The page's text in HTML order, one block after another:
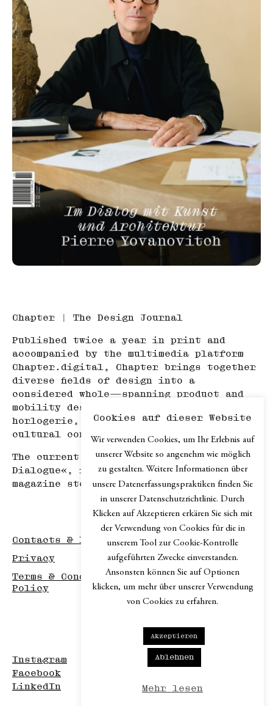
Chapter | The Design Journal
Published twice a year in print and
accompanied by the multimedia platform
Chapter.digital, Chapter brings together
diverse fields of design into a
considered whole—spanning product and
mobility design, architecture, haute
horlogerie, art, travel, and adjacent
cultural contexts.
The current issue, Chapter №XIV »In
Dialogue«, is available in selected
magazine stores or via ourweb shop.
Contacts & Imprint
Privacy
Terms & Conditions / Disclaimer / Return
Policy
Instagram
Facebook
LinkedIn
Cookies auf dieser Website
Wir verwenden Cookies, um Ihr Erlebnis auf
unserer Website so angenehm wie möglich
zu gestalten. Weitere Informationen über
unsere Datenerfassungspraktiken finden Sie
in unserer Datenschutzrichtlinie. Durch
Klicken auf Akzeptieren erkären Sie sich mit
der Verwendung von Cookies für die in
unserem Tool zur Cookie-Kontrolle
aufgeführten Zwecke einverstanden.
Ansonsten können Sie auf Optionen
klicken, um mehr über unserer Verwendung
von Cookies zu erfahren.
Akzeptieren
Ablehnen
Mehr lesen